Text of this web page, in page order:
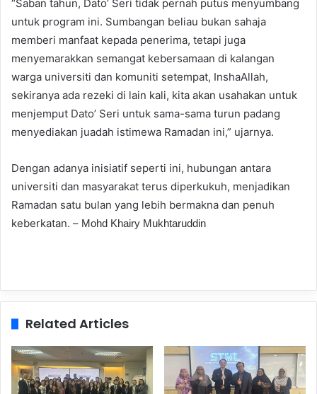
“Saban tahun, Dato’ Seri tidak pernah putus menyumbang
untuk program ini. Sumbangan beliau bukan sahaja
memberi manfaat kepada penerima, tetapi juga
menyemarakkan semangat kebersamaan di kalangan
warga universiti dan komuniti setempat, InshaAllah,
sekiranya ada rezeki di lain kali, kita akan usahakan untuk
menjemput Dato’ Seri untuk sama-sama turun padang
menyediakan juadah istimewa Ramadan ini,” ujarnya.
Dengan adanya inisiatif seperti ini, hubungan antara
universiti dan masyarakat terus diperkukuh, menjadikan
Ramadan satu bulan yang lebih bermakna dan penuh
keberkatan. – Mohd Khairy Mukhtaruddin
Related Articles